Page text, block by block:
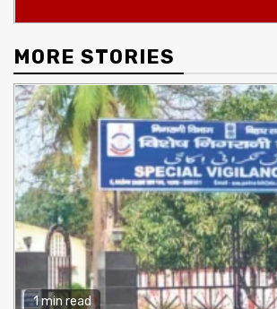
MORE STORIES
1 min read